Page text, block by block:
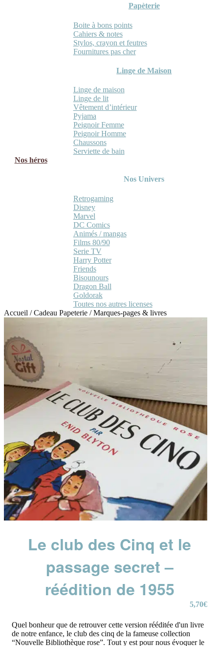
Papèterie
Boite à bons points
Cahiers & notes
Stylos, crayon et feutres
Fournitures pas cher
Linge de Maison
Linge de maison
Linge de lit
Vêtement d’intérieur
Pyjama
Peignoir Femme
Peignoir Homme
Chaussons
Serviette de bain
Nos héros
Nos Univers
Retrogaming
Disney
Marvel
DC Comics
Animés / mangas
Films 80/90
Serie TV
Harry Potter
Friends
Bisounours
Dragon Ball
Goldorak
Toutes nos autres licenses
Accueil /Cadeau Papeterie /Marques-pages & livres
Le club des Cinq et le
passage secret –
réédition de 1955
5,70€
Quel bonheur que de retrouver cette version rééditée d'un livre
de notre enfance, le club des cinq de la fameuse collection
“Nouvelle Bibliothèque rose”. Tout y est pour nous évoquer le